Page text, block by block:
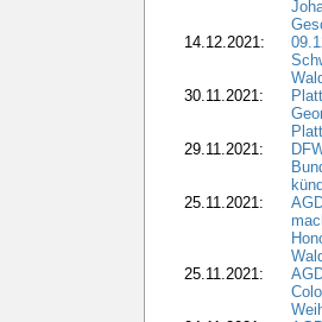
14.12.2021:
30.11.2021:
29.11.2021:
25.11.2021:
25.11.2021: